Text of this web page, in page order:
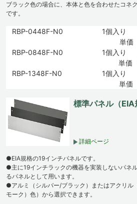
ブラック色の場合に、本体と色を合わせたコネ
です。
RBP-0448F-N0
1個入り
単価
RBP-0848F-N0
1個入り
単価
RBP-1348F-N0
1個入り
単価
標準パネル（
詳細ページ
●EIA規格の19インチパネルです。
●主に19インチラックの機器を実装しないパネ
るパネルとして用います。
●アルミ（シルバー/ブラック）またはアクリル
モーク）色）から選択できます。